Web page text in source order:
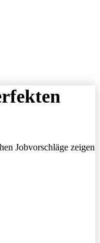
Jobvorschläge zeigen